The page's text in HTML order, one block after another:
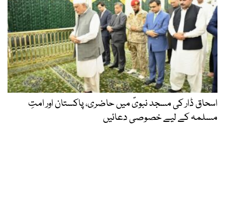
اسحاق ڈار کی مسجد نبویؐ میں حاضری، پاکستان اور امتِ
مسلمہ کے لیے خصوصی دعائیں